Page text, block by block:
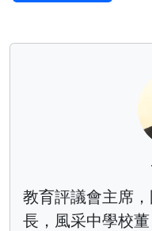
教育評議會主席
長，風采中學校